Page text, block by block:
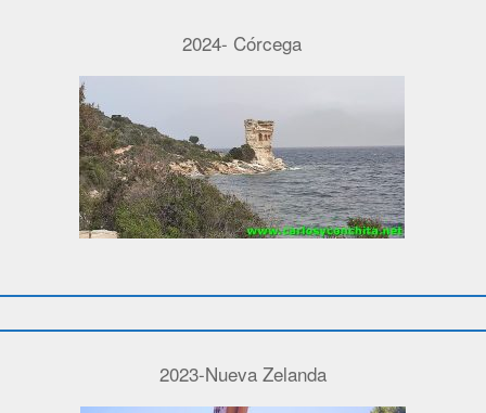
2024- Córcega
2023-Nueva Zelanda